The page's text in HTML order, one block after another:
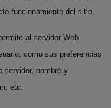
funcionamiento del sitio.
al servidor Web
como sus preferencias
servidor, nombre y
etc.